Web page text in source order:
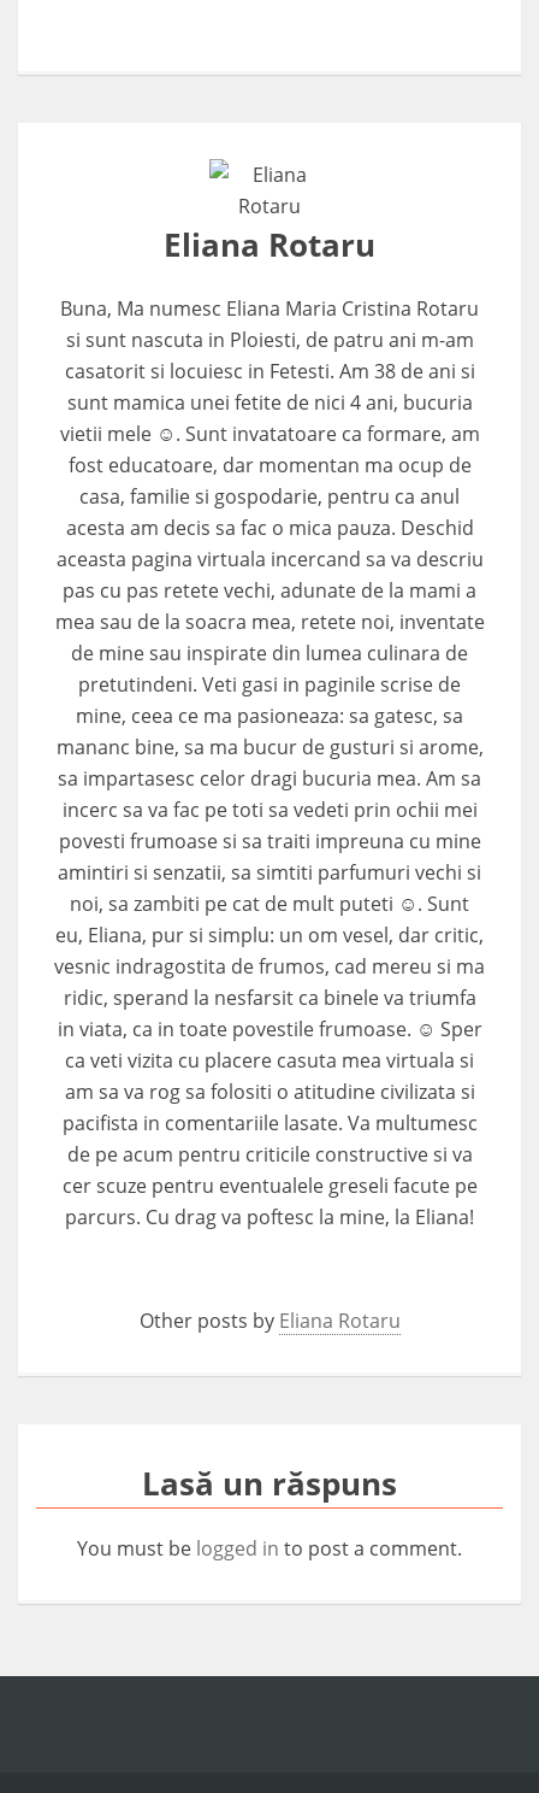
Eliana Rotaru
Buna, Ma numesc Eliana Maria Cristina Rotaru
si sunt nascuta in Ploiesti, de patru ani m-am
casatorit si locuiesc in Fetesti. Am 38 de ani si
sunt mamica unei fetite de nici 4 ani, bucuria
vietii mele ☺. Sunt invatatoare ca formare, am
fost educatoare, dar momentan ma ocup de
casa, familie si gospodarie, pentru ca anul
acesta am decis sa fac o mica pauza. Deschid
aceasta pagina virtuala incercand sa va descriu
pas cu pas retete vechi, adunate de la mami a
mea sau de la soacra mea, retete noi, inventate
de mine sau inspirate din lumea culinara de
pretutindeni. Veti gasi in paginile scrise de
mine, ceea ce ma pasioneaza: sa gatesc, sa
mananc bine, sa ma bucur de gusturi si arome,
sa impartasesc celor dragi bucuria mea. Am sa
incerc sa va fac pe toti sa vedeti prin ochii mei
povesti frumoase si sa traiti impreuna cu mine
amintiri si senzatii, sa simtiti parfumuri vechi si
noi, sa zambiti pe cat de mult puteti ☺. Sunt
eu, Eliana, pur si simplu: un om vesel, dar critic,
vesnic indragostita de frumos, cad mereu si ma
ridic, sperand la nesfarsit ca binele va triumfa
in viata, ca in toate povestile frumoase. ☺ Sper
ca veti vizita cu placere casuta mea virtuala si
am sa va rog sa folositi o atitudine civilizata si
pacifista in comentariile lasate. Va multumesc
de pe acum pentru criticile constructive si va
cer scuze pentru eventualele greseli facute pe
parcurs. Cu drag va poftesc la mine, la Eliana!
Other posts by Eliana Rotaru
Lasă un răspuns
You must be logged in to post a comment.